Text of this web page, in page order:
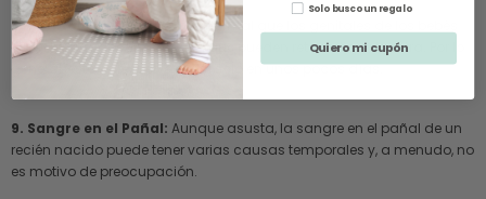
8. Genitales Hinchados: Es normal que los genitales de los bebés
estén hinchados al nacer, ya que pueden retener líquido extra. Por lo
general, esto se resuelve por sí solo en unos pocos días.
9. Sangre en el Pañal: Aunque asusta, la sangre en el pañal de un
recién nacido puede tener varias causas temporales y, a menudo, no
es motivo de preocupación.
Solo busco un regalo
Quiero mi cupón